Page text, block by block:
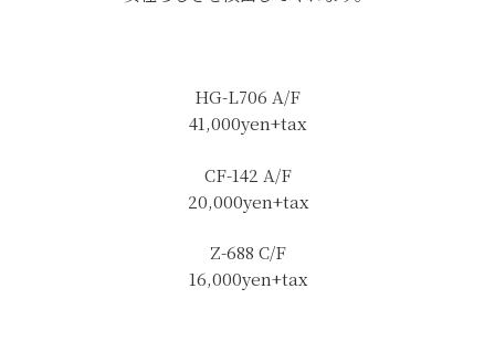
HG-L706 A/F
41,000yen+tax
CF-142 A/F
20,000yen+tax
Z-688 C/F
16,000yen+tax